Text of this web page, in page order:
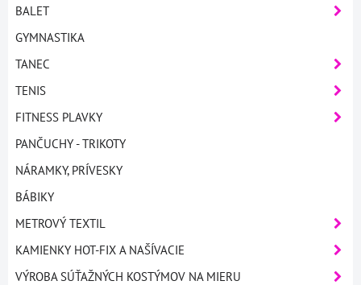
BALET
GYMNASTIKA
TANEC
TENIS
FITNESS PLAVKY
PANČUCHY - TRIKOTY
NÁRAMKY, PRÍVESKY
BÁBIKY
METROVÝ TEXTIL
KAMIENKY HOT-FIX A NAŠÍVACIE
VÝROBA SÚŤAŽNÝCH KOSTÝMOV NA MIERU